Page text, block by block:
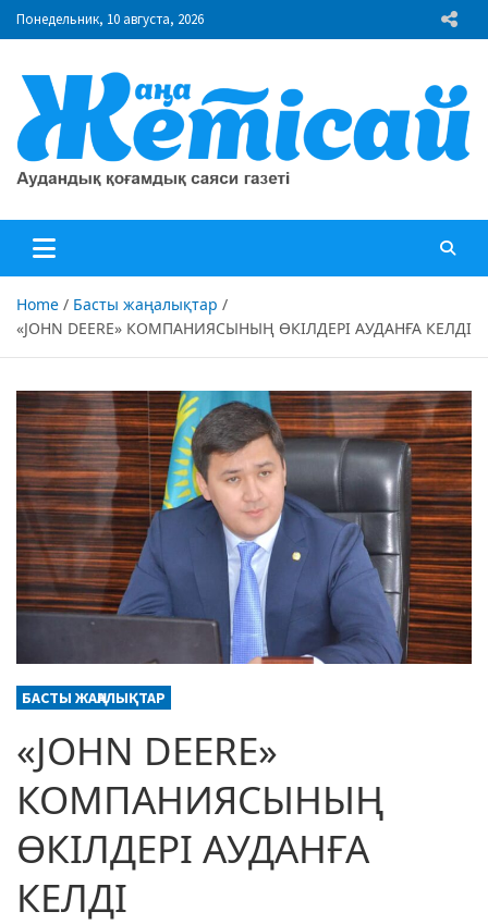
Skip
to
Понедельник, 10 августа, 2026
"Жаңа Жетісай" газеті
Home
Басты жаңалықтар
«JOHN DEERE» КОМПАНИЯСЫНЫҢ ӨКІЛДЕРІ АУДАНҒА КЕЛДІ
БАСТЫ ЖАҢАЛЫҚТАР
«JOHN DEERE»
КОМПАНИЯСЫНЫҢ
ӨКІЛДЕРІ АУДАНҒА
КЕЛДІ